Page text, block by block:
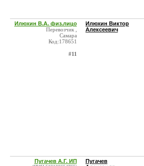
Илюхин В.А. физ.лицо
Перевозчик ,
Самара
Код:178651
#11
Илюхин Виктор
Алексеевич
Пугачев А.Г. ИП
Пугачев